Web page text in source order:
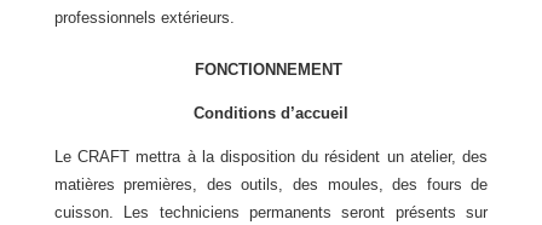
professionnels extérieurs.
FONCTIONNEMENT
Conditions d’accueil
Le CRAFT mettra à la disposition du résident un atelier, des
matières premières, des outils, des moules, des fours de
cuisson. Les techniciens permanents seront présents sur